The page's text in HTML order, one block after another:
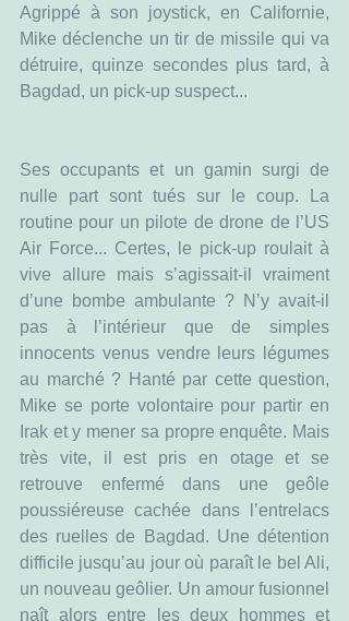
Agrippé à son joystick, en Californie,
Mike déclenche un tir de missile qui va
détruire, quinze secondes plus tard, à
Bagdad, un pick-up suspect...
Ses occupants et un gamin surgi de
nulle part sont tués sur le coup. La
routine pour un pilote de drone de l’US
Air Force... Certes, le pick-up roulait à
vive allure mais s’agissait-il vraiment
d’une bombe ambulante ? N’y avait-il
pas à l’intérieur que de simples
innocents venus vendre leurs légumes
au marché ? Hanté par cette question,
Mike se porte volontaire pour partir en
Irak et y mener sa propre enquête. Mais
très vite, il est pris en otage et se
retrouve enfermé dans une geôle
poussiéreuse cachée dans l’entrelacs
des ruelles de Bagdad. Une détention
difficile jusqu’au jour où paraît le bel Ali,
un nouveau geôlier. Un amour fusionnel
naît alors entre les deux hommes et